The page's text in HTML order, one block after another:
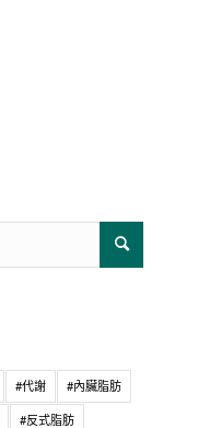
#代謝 #內臟脂肪
#反式脂肪